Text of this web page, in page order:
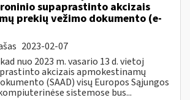
supaprastinto akcizais
prekių vežimo dokumento (e-
2023-02-07
nuo 2023 m. vasario 13 d. vietoj
akcizais apmokestinamų
(SAAD) visų Europos Sąjungos
sistemose bus...